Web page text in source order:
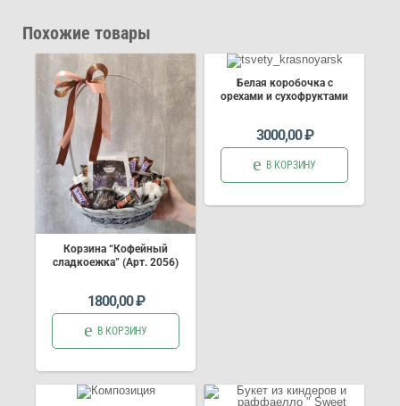
Похожие товары
Корзина “Кофейный
сладкоежка” (Арт. 2056)
1800,00₽
В КОРЗИНУ
Белая коробочка с
орехами и сухофруктами
3000,00₽
В КОРЗИНУ